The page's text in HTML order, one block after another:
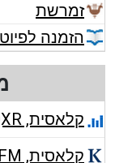
זמרשת
הזמנה לפיוט
קלאסית, WQXR
קלאסית, King FM